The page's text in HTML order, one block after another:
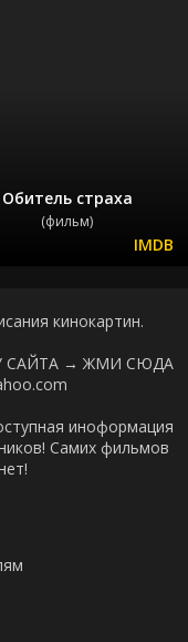
Обитель страха
(фильм)
кинокартин.
САЙТА → ЖМИ СЮДА
иноформация
Самих фильмов